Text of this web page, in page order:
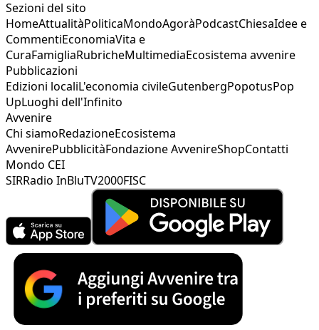
Sezioni del sito
HomeAttualitàPoliticaMondoAgoràPodcastChiesaIdee e
CommentiEconomiaVita e
CuraFamigliaRubricheMultimediaEcosistema avvenire
Pubblicazioni
Edizioni localiL'economia civileGutenbergPopotusPop
UpLuoghi dell'Infinito
Avvenire
Chi siamoRedazioneEcosistema
AvvenirePubblicitàFondazione AvvenireShopContatti
Mondo CEI
SIRRadio InBluTV2000FISC